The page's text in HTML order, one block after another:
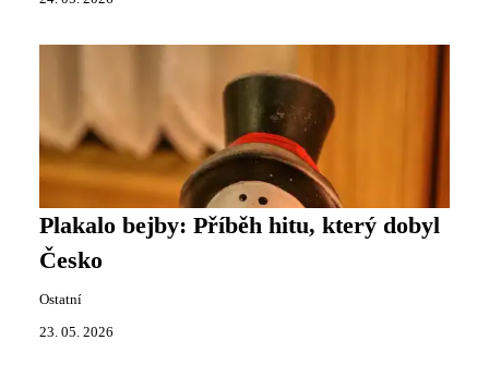
Plakalo bejby: Příběh hitu, který dobyl
Česko
Ostatní
23. 05. 2026